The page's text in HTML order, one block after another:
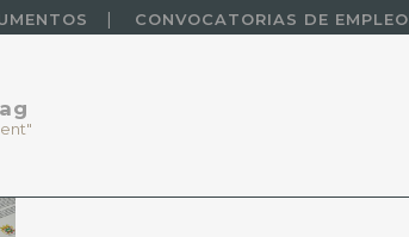
CONVOCATORIAS DE EMPLEO